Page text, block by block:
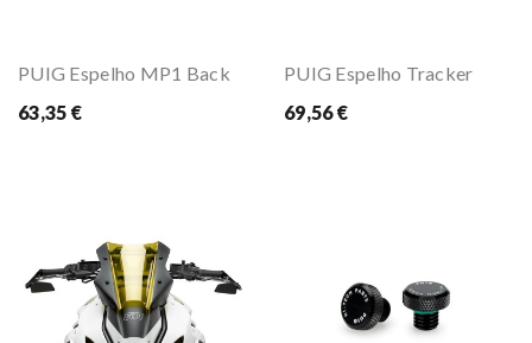
PUIG Espelho MP1 Back
63,35 €
PUIG Espelho Tracker
69,56 €